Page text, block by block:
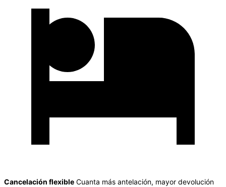
Cancelación flexible Cuanta más antelación, mayor devolución